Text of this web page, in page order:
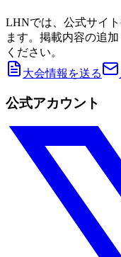
LHNでは、公式サイ
ます。掲載内容の追
ください。
大会情報を送る
公式アカウント